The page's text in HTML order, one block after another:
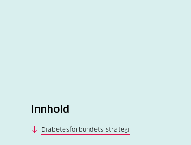
Innhold
Diabetesforbundets strategi